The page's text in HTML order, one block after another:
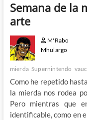
Semana de la
arte
M'Rabo
Mhulargo
mierda Supernintendo
Como he repetido
la mierda nos rodea
Pero mientras que
identificable, como en